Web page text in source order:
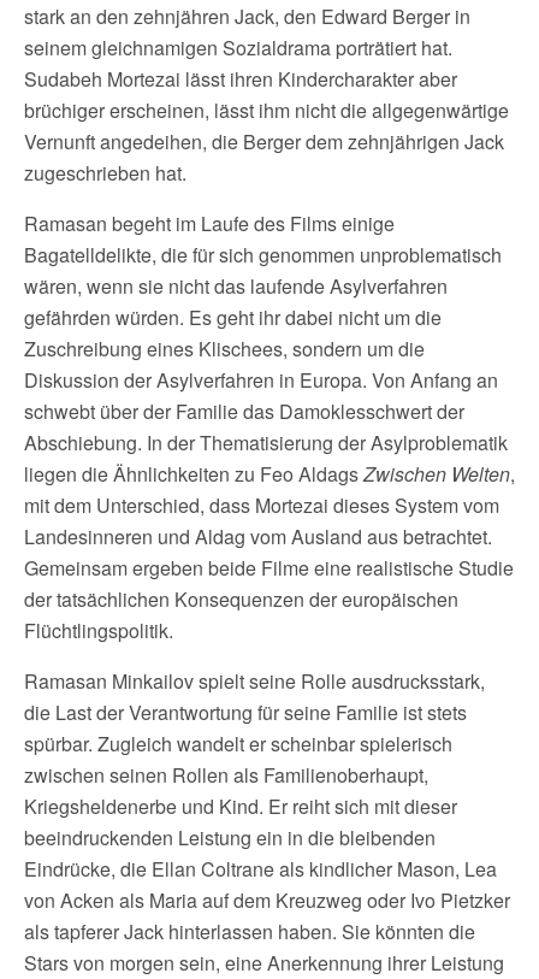
stark an den zehnjähren Jack, den Edward Berger in
seinem gleichnamigen Sozialdrama porträtiert hat.
Sudabeh Mortezai lässt ihren Kindercharakter aber
brüchiger erscheinen, lässt ihm nicht die allgegenwärtige
Vernunft angedeihen, die Berger dem zehnjährigen Jack
zugeschrieben hat.
Ramasan begeht im Laufe des Films einige
Bagatelldelikte, die für sich genommen unproblematisch
wären, wenn sie nicht das laufende Asylverfahren
gefährden würden. Es geht ihr dabei nicht um die
Zuschreibung eines Klischees, sondern um die
Diskussion der Asylverfahren in Europa. Von Anfang an
schwebt über der Familie das Damoklesschwert der
Abschiebung. In der Thematisierung der Asylproblematik
liegen die Ähnlichkeiten zu Feo AldagsZwischen Welten,
mit dem Unterschied, dass Mortezai dieses System vom
Landesinneren und Aldag vom Ausland aus betrachtet.
Gemeinsam ergeben beide Filme eine realistische Studie
der tatsächlichen Konsequenzen der europäischen
Flüchtlingspolitik.
Ramasan Minkailov spielt seine Rolle ausdrucksstark,
die Last der Verantwortung für seine Familie ist stets
spürbar. Zugleich wandelt er scheinbar spielerisch
zwischen seinen Rollen als Familienoberhaupt,
Kriegsheldenerbe und Kind. Er reiht sich mit dieser
beeindruckenden Leistung ein in die bleibenden
Eindrücke, die Ellan Coltrane als kindlicher Mason, Lea
von Acken als Maria auf dem Kreuzweg oder Ivo Pietzker
als tapferer Jack hinterlassen haben. Sie könnten die
Stars von morgen sein, eine Anerkennung ihrer Leistung